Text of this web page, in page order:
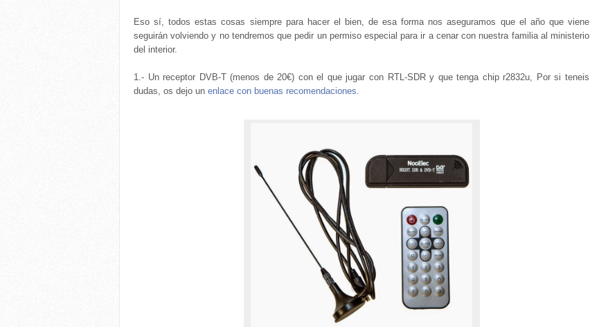
Eso sí, todos estas cosas siempre para hacer el bien, de esa forma nos aseguramos que el año que viene
seguirán volviendo y no tendremos que pedir un permiso especial para ir a cenar con nuestra familia al ministerio
del interior.
1.- Un receptor DVB-T (menos de 20€) con el que jugar con RTL-SDR y que tenga chip r2832u, Por si teneis
dudas, os dejo un enlace con buenas recomendaciones.